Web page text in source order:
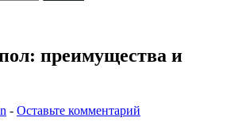
преимущества и
- Оставьте комментарий